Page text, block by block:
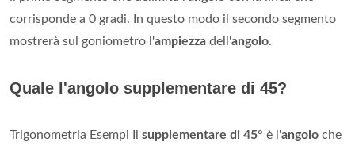
corrisponde a 0 gradi. In questo modo il secondo segmento
mostrerà sul goniometro l'ampiezza dell'angolo.
Quale l'angolo supplementare di 45?
Trigonometria Esempi Il supplementare di 45° è l'angolo che